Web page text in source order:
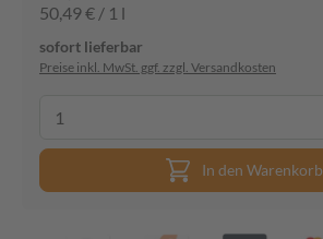
50,49 € / 1 l
sofort lieferbar
Preise inkl. MwSt. ggf. zzgl. Versandkosten
In den Warenkorb